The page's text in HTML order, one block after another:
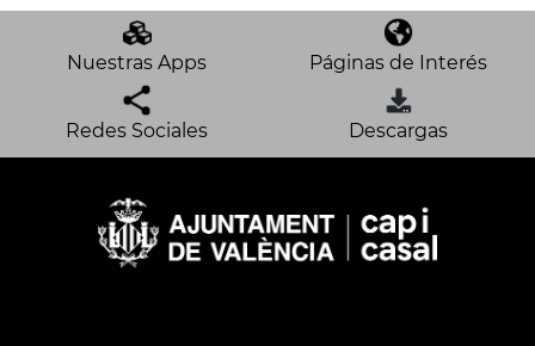
Nuestras Apps Páginas de Interés
Redes Sociales Descargas